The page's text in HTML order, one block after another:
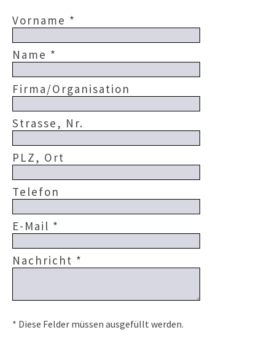
Vorname *
Name *
Firma/Organisation
Strasse, Nr.
PLZ, Ort
Telefon
E-Mail *
Nachricht *
* Diese Felder müssen ausgefüllt werden.